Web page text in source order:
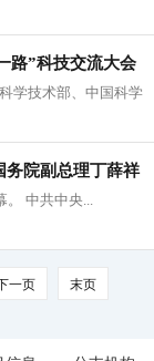
路”科技交流大会
动成立
学技术部、中国科学
务院副总理丁薛祥
。 中共中央...
一页 末页